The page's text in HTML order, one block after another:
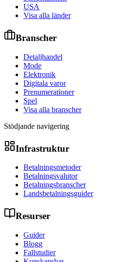
USA
Visa alla länder
Branscher
Detaljhandel
Mode
Elektronik
Digitala varor
Prenumerationer
Spel
Visa alla branscher
Stödjande navigering
Infrastruktur
Betalningsmetoder
Betalningsvalutor
Betalningsbranscher
Landsbetalningsguider
Resurser
Guider
Blogg
Fallstudier